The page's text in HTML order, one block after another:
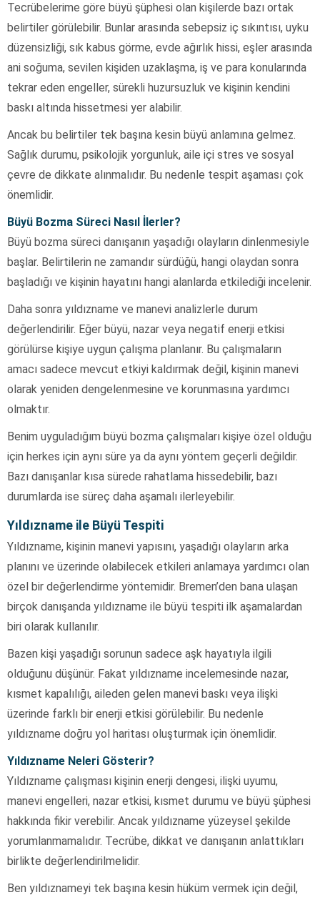
Tecrübelerime göre büyü şüphesi olan kişilerde bazı ortak
belirtiler görülebilir. Bunlar arasında sebepsiz iç sıkıntısı, uyku
düzensizliği, sık kabus görme, evde ağırlık hissi, eşler arasında
ani soğuma, sevilen kişiden uzaklaşma, iş ve para konularında
tekrar eden engeller, sürekli huzursuzluk ve kişinin kendini
baskı altında hissetmesi yer alabilir.
Ancak bu belirtiler tek başına kesin büyü anlamına gelmez.
Sağlık durumu, psikolojik yorgunluk, aile içi stres ve sosyal
çevre de dikkate alınmalıdır. Bu nedenle tespit aşaması çok
önemlidir.
Büyü Bozma Süreci Nasıl İlerler?
Büyü bozma süreci danışanın yaşadığı olayların dinlenmesiyle
başlar. Belirtilerin ne zamandır sürdüğü, hangi olaydan sonra
başladığı ve kişinin hayatını hangi alanlarda etkilediği incelenir.
Daha sonra yıldızname ve manevi analizlerle durum
değerlendirilir. Eğer büyü, nazar veya negatif enerji etkisi
görülürse kişiye uygun çalışma planlanır. Bu çalışmaların
amacı sadece mevcut etkiyi kaldırmak değil, kişinin manevi
olarak yeniden dengelenmesine ve korunmasına yardımcı
olmaktır.
Benim uyguladığım büyü bozma çalışmaları kişiye özel olduğu
için herkes için aynı süre ya da aynı yöntem geçerli değildir.
Bazı danışanlar kısa sürede rahatlama hissedebilir, bazı
durumlarda ise süreç daha aşamalı ilerleyebilir.
Yıldızname ile Büyü Tespiti
Yıldızname, kişinin manevi yapısını, yaşadığı olayların arka
planını ve üzerinde olabilecek etkileri anlamaya yardımcı olan
özel bir değerlendirme yöntemidir. Bremen’den bana ulaşan
birçok danışanda yıldızname ile büyü tespiti ilk aşamalardan
biri olarak kullanılır.
Bazen kişi yaşadığı sorunun sadece aşk hayatıyla ilgili
olduğunu düşünür. Fakat yıldızname incelemesinde nazar,
kısmet kapalılığı, aileden gelen manevi baskı veya ilişki
üzerinde farklı bir enerji etkisi görülebilir. Bu nedenle
yıldızname doğru yol haritası oluşturmak için önemlidir.
Yıldızname Neleri Gösterir?
Yıldızname çalışması kişinin enerji dengesi, ilişki uyumu,
manevi engelleri, nazar etkisi, kısmet durumu ve büyü şüphesi
hakkında fikir verebilir. Ancak yıldızname yüzeysel şekilde
yorumlanmamalıdır. Tecrübe, dikkat ve danışanın anlattıkları
birlikte değerlendirilmelidir.
Ben yıldıznameyi tek başına kesin hüküm vermek için değil,